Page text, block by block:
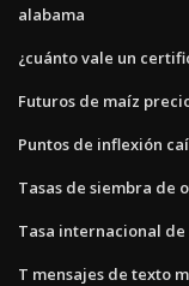
alabama
¿cuánto vale un
Futuros de maíz
Puntos de inflexión
Tasas de siembra de
Tasa internacional
T mensajes de texto